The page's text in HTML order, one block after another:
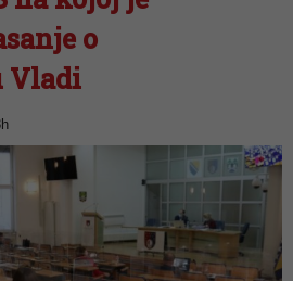
o
Vladi